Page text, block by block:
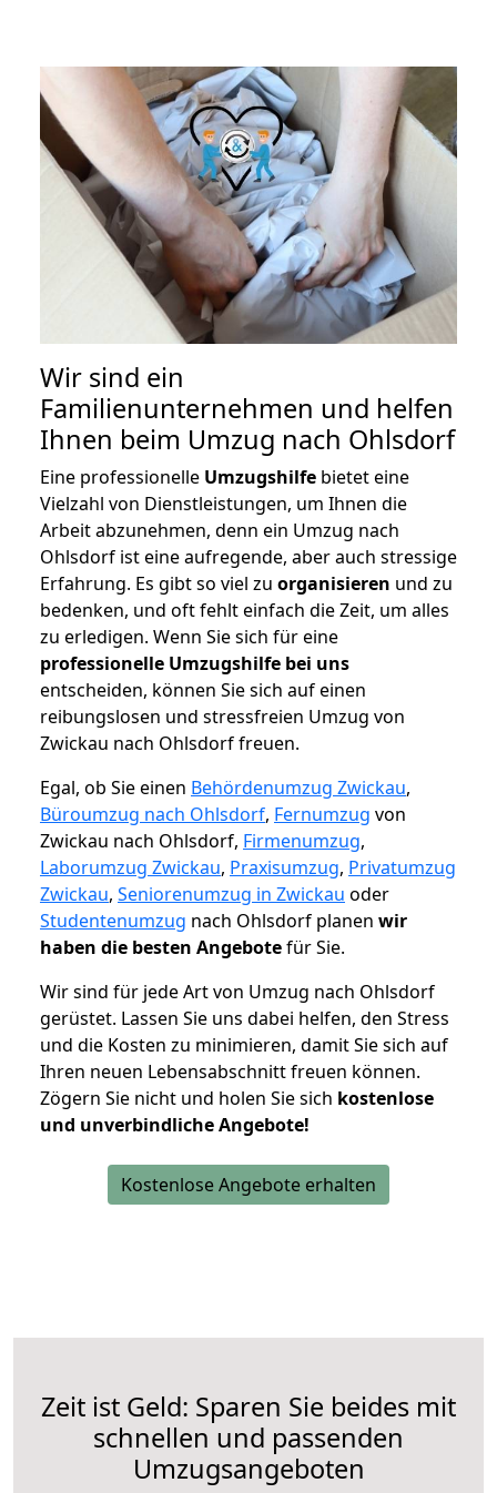
Wir sind ein
Familienunternehmen und helfen
Ihnen beim Umzug nach Ohlsdorf
Eine professionelle Umzugshilfe bietet eine
Vielzahl von Dienstleistungen, um Ihnen die
Arbeit abzunehmen, denn ein Umzug nach
Ohlsdorf ist eine aufregende, aber auch stressige
Erfahrung. Es gibt so viel zu organisieren und zu
bedenken, und oft fehlt einfach die Zeit, um alles
zu erledigen. Wenn Sie sich für eine
professionelle Umzugshilfe bei uns
entscheiden, können Sie sich auf einen
reibungslosen und stressfreien Umzug von
Zwickau nach Ohlsdorf freuen.
Egal, ob Sie einen Behördenumzug Zwickau,
Büroumzug nach Ohlsdorf, Fernumzug von
Zwickau nach Ohlsdorf, Firmenumzug,
Laborumzug Zwickau, Praxisumzug, Privatumzug
Zwickau, Seniorenumzug in Zwickau oder
Studentenumzug nach Ohlsdorf planen wir
haben die besten Angebotefür Sie.
Wir sind für jede Art von Umzug nach Ohlsdorf
gerüstet. Lassen Sie uns dabei helfen, den Stress
und die Kosten zu minimieren, damit Sie sich auf
Ihren neuen Lebensabschnitt freuen können.
Zögern Sie nicht und holen Sie sich kostenlose
und unverbindliche Angebote!
Kostenlose Angebote erhalten
Zeit ist Geld: Sparen Sie beides mit
schnellen und passenden
Umzugsangeboten